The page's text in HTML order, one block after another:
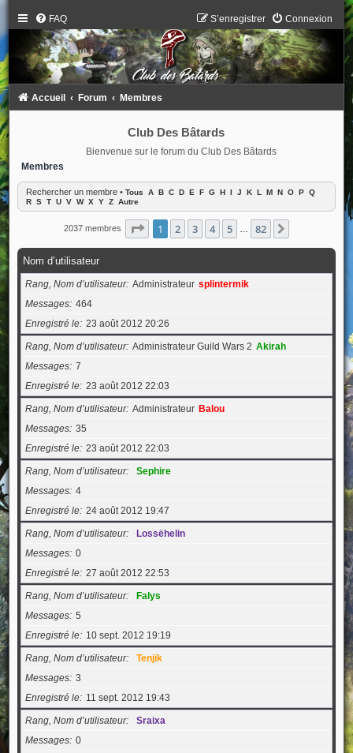
FAQ Connexion
S’enregistrer
Accueil Forum Membres
Club Des Bâtards
Bienvenue sur le forum du Club Des Bâtards
Membres
Rechercher un membre• Tous A B C D E F G H I J K L M N O P Q
R S T U V W X Y Z Autre
2037 membres Page 1sur82
1 2 3 4 5 82
Nom d’utilisateur
Rang, Nom d’utilisateur Administrateur splintermik
Messages 464
Enregistré le 23 août 2012 20:26
Rang, Nom d’utilisateur Administrateur Guild Wars 2 Akirah
Messages 7
Enregistré le 23 août 2012 22:03
Rang, Nom d’utilisateur Administrateur Balou
Messages 35
Enregistré le 23 août 2012 22:03
Rang, Nom d’utilisateur
Sephire
Messages 4
Enregistré le 24 août 2012 19:47
Rang, Nom d’utilisateur
Lossëhelin
Messages 0
Enregistré le 27 août 2012 22:53
Rang, Nom d’utilisateur
Falys
Messages 5
Enregistré le
10 sept. 2012 19:19
Rang, Nom d’utilisateur
Tenjik
Messages 3
Enregistré le
11 sept. 2012 19:43
Rang, Nom d’utilisateur
Sraixa
Messages 0